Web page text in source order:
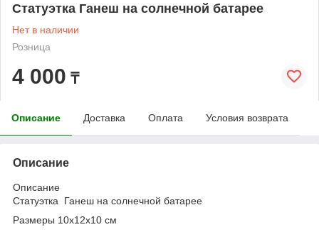
Статуэтка Ганеш на солнечной батарее
Нет в наличии
Розница
4 000 ₸
Описание Доставка Оплата Условия возврата
Описание
Описание
Статуэтка Ганеш на солнечной батарее
Размеры 10х12х10 см